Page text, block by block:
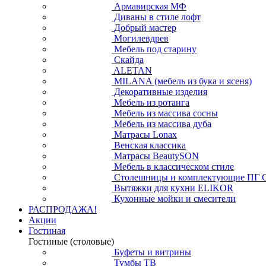
Армавирская МФ
Диваны в стиле лофт
Добрый мастер
Могилевдрев
Мебель под старину
Скайда
ALETAN
MILANA (мебель из бука и ясеня)
Декоративные изделия
Мебель из ротанга
Мебель из массива сосны
Мебель из массива дуба
Матрасы Lonax
Венская классика
Матрасы BeautySON
Мебель в классическом стиле
Столешницы и комплектующие ПГ
Вытяжки для кухни ELIKOR
Кухонные мойки и смесители
РАСПРОДАЖА!
Акции
Гостиная
Гостиные (столовые)
Буфеты и витрины
Тумбы ТВ